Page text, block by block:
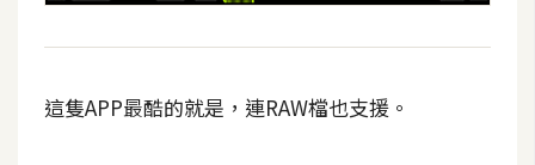
這隻APP最酷的就是，連RAW檔也支援。